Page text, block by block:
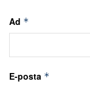
Ad *
E-posta *